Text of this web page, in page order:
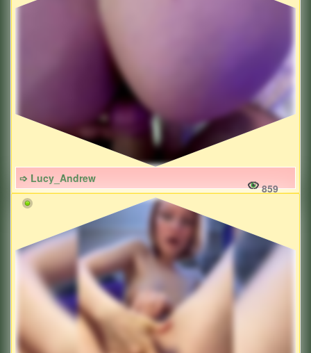
➩ Lucy_Andrew
859